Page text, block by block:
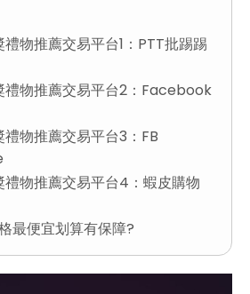
物推薦交易平台1：PTT批踢踢
禮物推薦交易平台2：Facebook
物推薦交易平台3：FB
物推薦交易平台4：蝦皮購物
最便宜划算有保障?